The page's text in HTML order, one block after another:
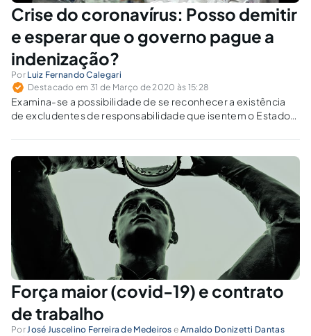
Crise do coronavírus: Posso demitir
e esperar que o governo pague a
indenização?
Por Luiz Fernando Calegari
Destacado em 31 de Março de 2020 às 15:28
Examina-se a possibilidade de se reconhecer a existência
de excludentes de responsabilidade que isentem o Estado
Força maior (covid-19) e contrato
de trabalho
PorJosé Juscelino Ferreira de Medeiros e Arnaldo Donizetti Dantas